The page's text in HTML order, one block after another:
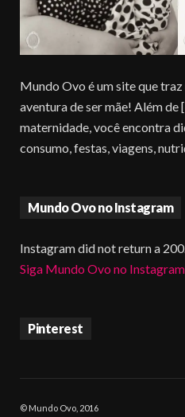
Mundo Ovo é um site que
aventura de ser mãe! Além de
maternidade, você encontra
consumo, festas, viagens,
Mundo Ovo no Instagram
Instagram did not return a
Siga Mundo Ovo no Instagram
Pinterest
© Mundo Ovo, 2016